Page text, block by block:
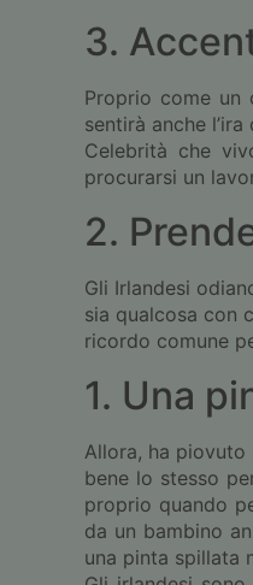
3.
Proprio come un
sentirà anche
Celebrità che
procurarsi un
2.
Gli Irlandesi
sia qualcosa con
ricordo comune
1. Una
Allora, ha piovuto
bene lo stesso
proprio quando
da un bambino
una pinta spillata